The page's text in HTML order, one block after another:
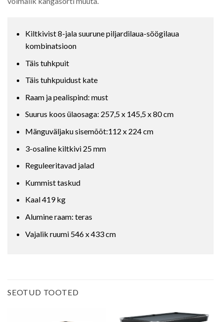
Kiltkivist 8-jala suurune piljardilaua-söögilaua
kombinatsioon
Täis tuhkpuit
Täis tuhkpuidust kate
Raam ja pealispind: must
Suurus koos ülaosaga: 257,5 x 145,5 x 80 cm
Mänguväljaku sisemõõt:112 x 224 cm
3-osaline kiltkivi 25 mm
Reguleeritavad jalad
Kummist taskud
Kaal 419 kg
Alumine raam: teras
Vajalik ruumi 546 x 433 cm
SEOTUD TOOTED